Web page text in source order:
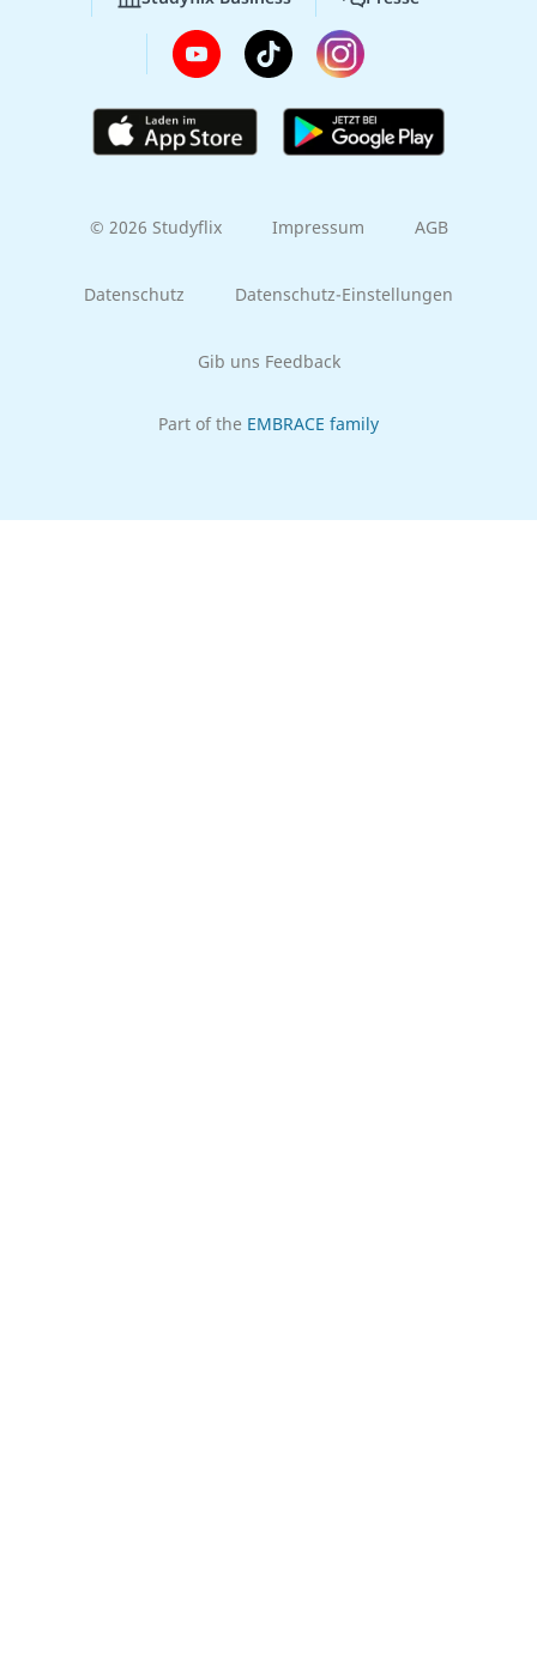
© 2026 Studyflix Impressum AGB
Datenschutz Datenschutz-Einstellungen
Gib uns Feedback
Part of the EMBRACE family